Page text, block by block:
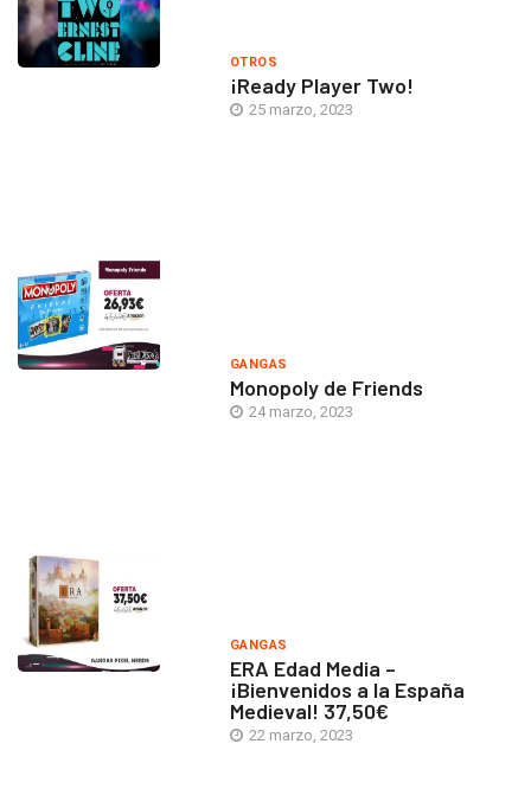
OTROS
¡Ready Player Two!
25 marzo, 2023
GANGAS
Monopoly de Friends
24 marzo, 2023
GANGAS
ERA Edad Media –
¡Bienvenidos a la España
Medieval! 37,50€
22 marzo, 2023